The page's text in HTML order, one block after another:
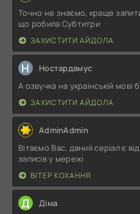
Точно не знаємо, краще
що робила Субтитри
ЗАХИСТИТИ АЙДОЛА
Н Ностардамус
А озвучка на українській мові
ЗАХИСТИТИ АЙДОЛА
AdminAdmin
Вітаємо Вас, даний серіал є
записів у мережі
ВІТЕР КОХАННЯ
Д Діма